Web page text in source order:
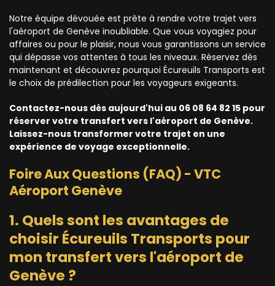
Notre équipe dévouée est prête à rendre votre trajet vers
l'aéroport de Genève inoubliable. Que vous voyagiez pour
affaires ou pour le plaisir, nous vous garantissons un service
qui dépasse vos attentes à tous les niveaux. Réservez dès
maintenant et découvrez pourquoi Écureuils Transports est
le choix de prédilection pour les voyageurs exigeants.
Contactez-nous dès aujourd'hui au 06 08 64 82 15 pour
réserver votre transfert vers l'aéroport de Genève.
Laissez-nous transformer votre trajet en une
expérience de voyage exceptionnelle.
Foire Aux Questions (FAQ) - VTC
Aéroport Genève
1. Quels sont les avantages de
choisir Écureuils Transports pour
mon transfert vers l'aéroport de
Genève ?